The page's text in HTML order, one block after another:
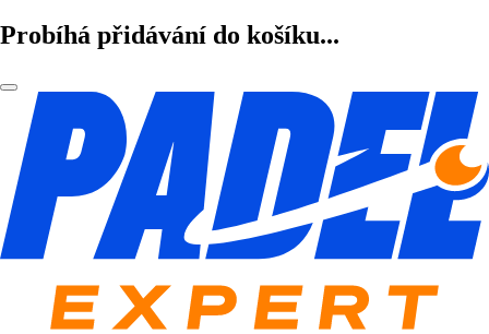
Probíhá přidávání do košíku...